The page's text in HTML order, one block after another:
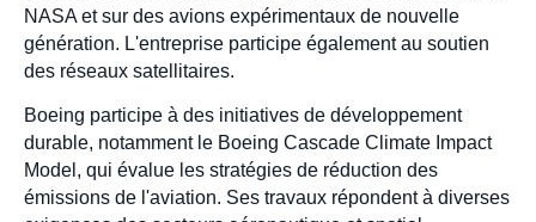
NASA et sur des avions expérimentaux de nouvelle
génération. L'entreprise participe également au soutien
des réseaux satellitaires.
Boeing participe à des initiatives de développement
durable, notamment le Boeing Cascade Climate Impact
Model, qui évalue les stratégies de réduction des
émissions de l'aviation. Ses travaux répondent à diverses